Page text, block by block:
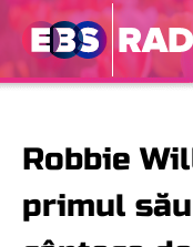
Robbie
primul